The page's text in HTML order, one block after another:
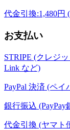
代金引換:1,480円
お支払い
STRIPE (クレジ
Link など)
PayPal 決済 (ペイ
銀行振込 (PayPay
代金引換 (ヤマト